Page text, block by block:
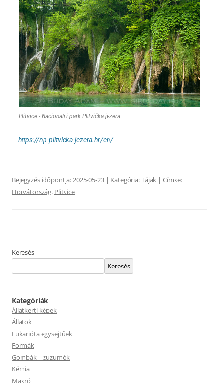
Plitvice - Nacionalni park Plitvička jezera
https://np-plitvicka-jezera.hr/en/
Bejegyzés időpontja:2025-05-23 | Kategória:Tájak | Címke:
Horvátország, Plitvice
Keresés
Keresés
Kategóriák
Állatkerti képek
Állatok
Eukarióta egysejtűek
Formák
Gombák – zuzumók
Kémia
Makró